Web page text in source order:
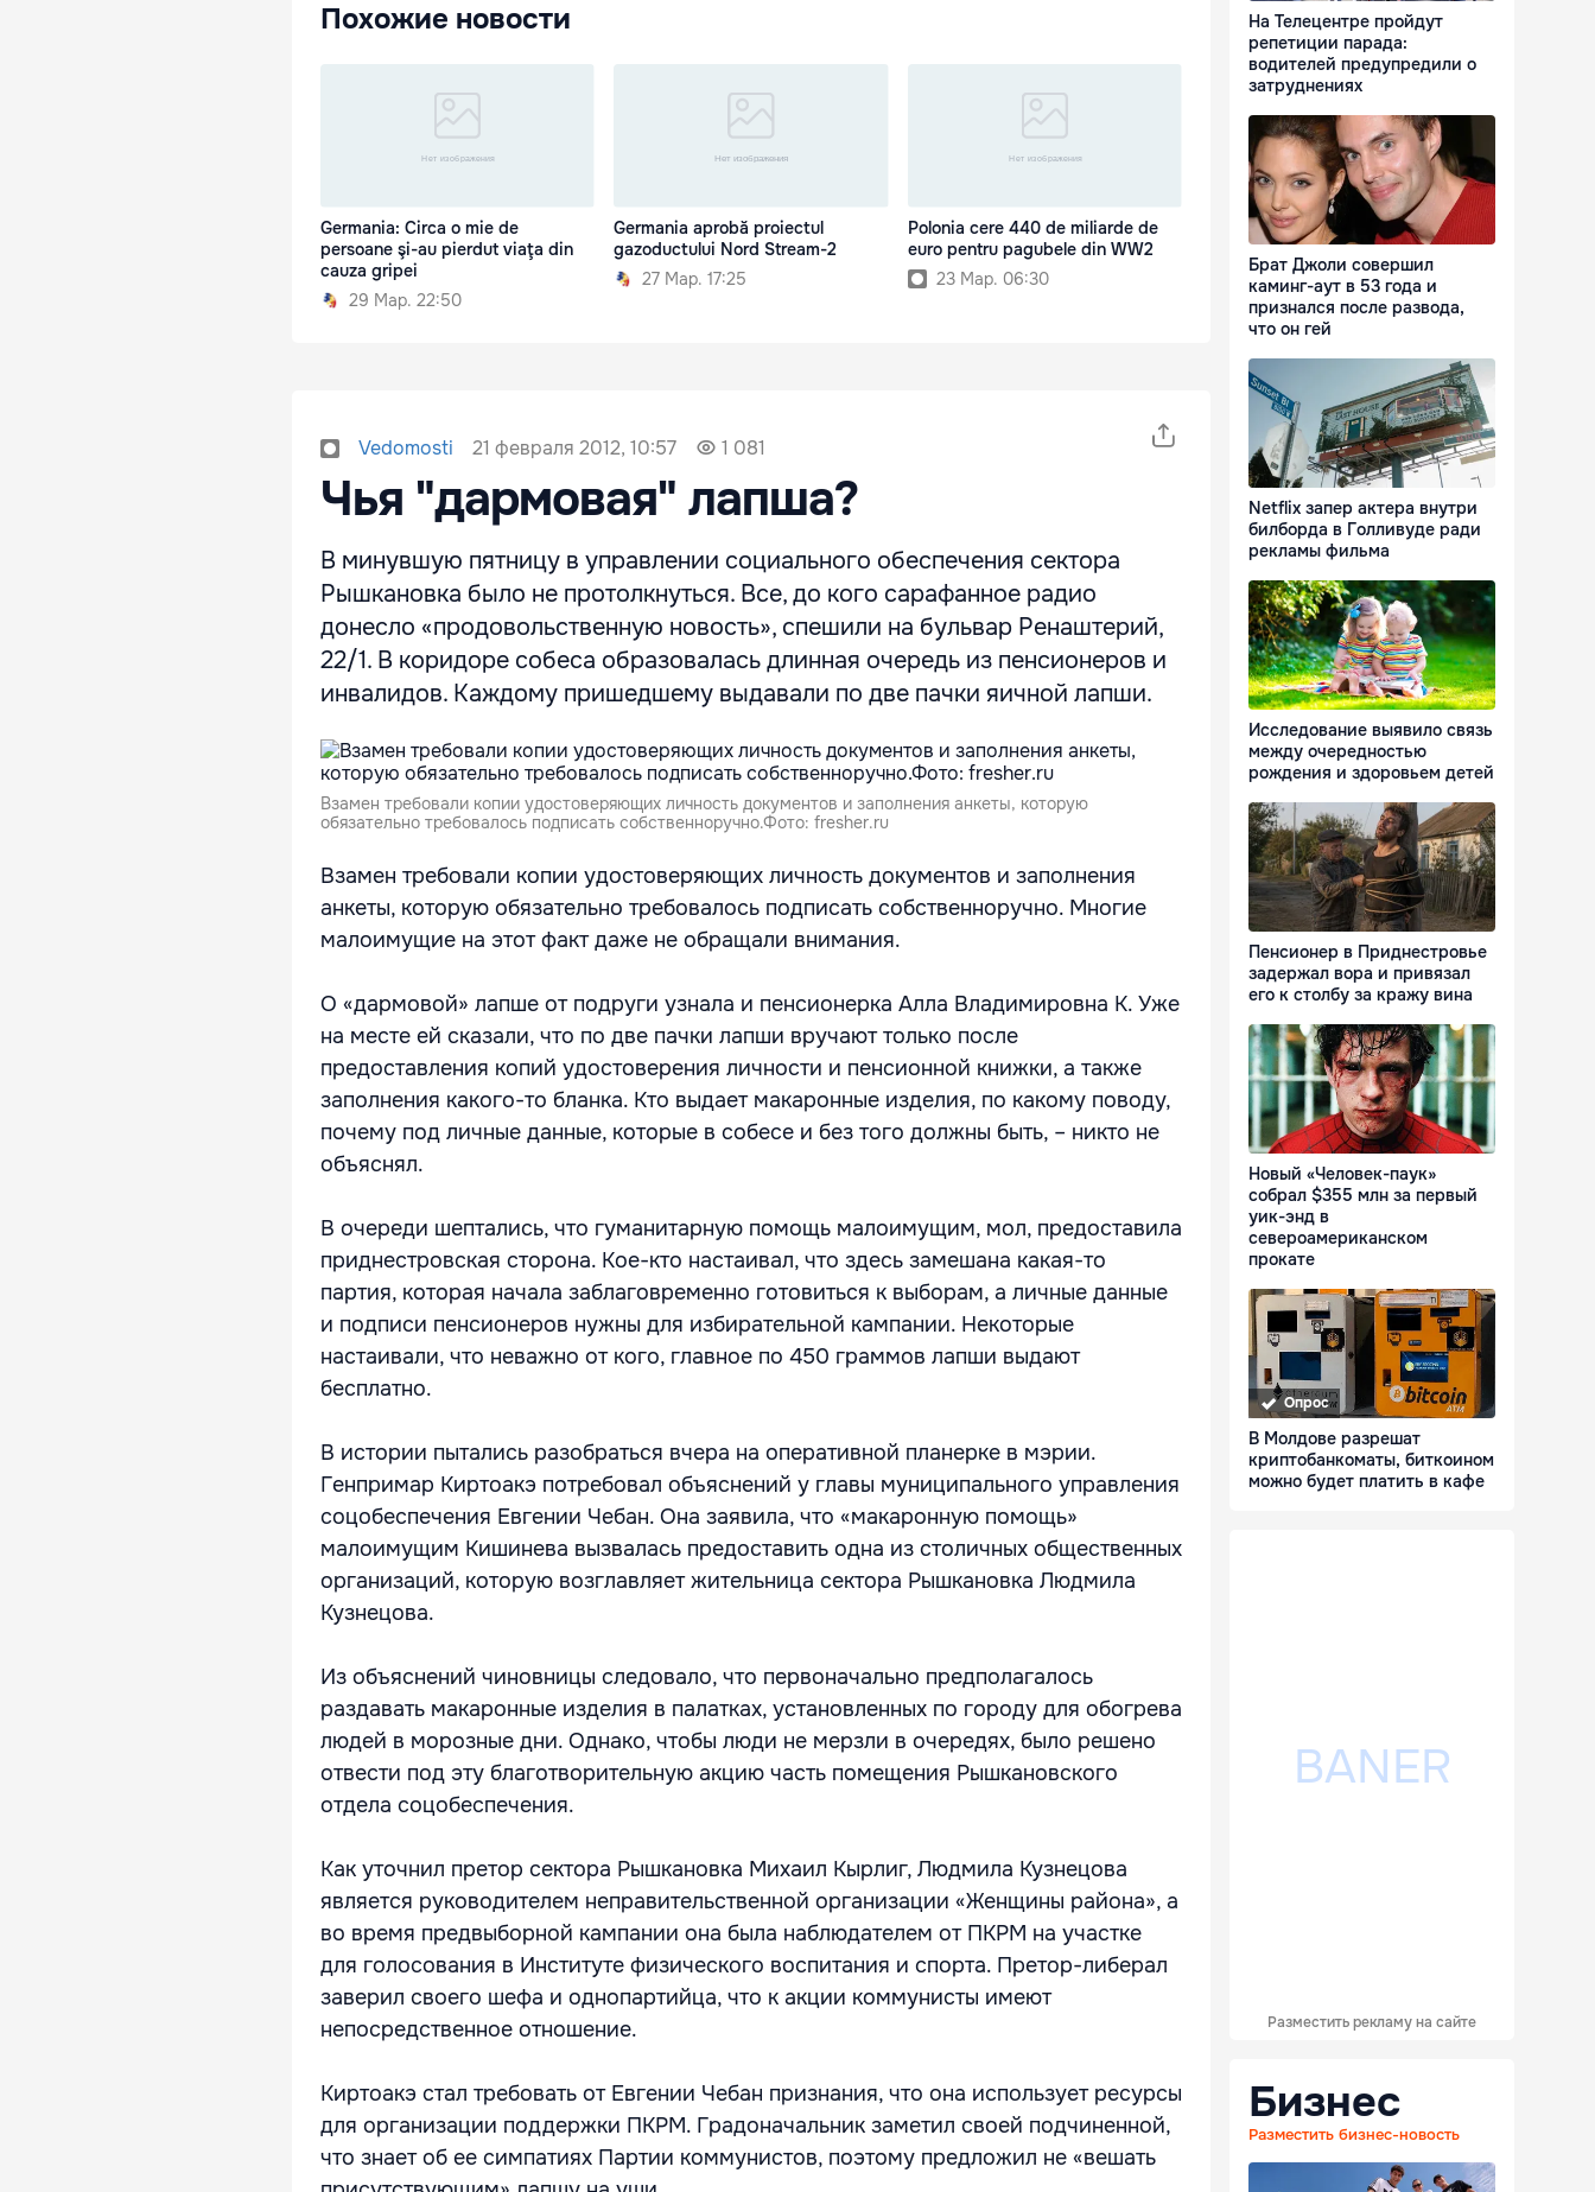
Похожие новости
Germania: Circa o mie de
persoane şi-au pierdut viaţa din
cauza gripei
29 Мар. 22:50
Germania aprobă proiectul
gazoductului Nord Stream-2
27 Мар. 17:25
Polonia cere 440 de miliarde de
euro pentru pagubele din WW2
23 Мар. 06:30
Vedomosti 21 февраля 2012, 10:57 1 081
Чья "дармовая" лапша?
В минувшую пятницу в управлении социального обеспечения сектора
Рышкановка было не протолкнуться. Все, до кого сарафанное радио
донесло «продовольственную новость», спешили на бульвар Ренаштерий,
22/1. В коридоре собеса образовалась длинная очередь из пенсионеров и
инвалидов. Каждому пришедшему выдавали по две пачки яичной лапши.
Взамен требовали копии удостоверяющих личность документов и заполнения анкеты, которую
обязательно требовалось подписать собственноручно.Фото: fresher.ru
Взамен требовали копии удостоверяющих личность документов и заполнения
анкеты, которую обязательно требовалось подписать собственноручно. Многие
малоимущие на этот факт даже не обращали внимания.
О «дармовой» лапше от подруги узнала и пенсионерка Алла Владимировна К. Уже
на месте ей сказали, что по две пачки лапши вручают только после
предоставления копий удостоверения личности и пенсионной книжки, а также
заполнения какого-то бланка. Кто выдает макаронные изделия, по какому поводу,
почему под личные данные, которые в собесе и без того должны быть, – никто не
объяснял.
В очереди шептались, что гуманитарную помощь малоимущим, мол, предоставила
приднестровская сторона. Кое-кто настаивал, что здесь замешана какая-то
партия, которая начала заблаговременно готовиться к выборам, а личные данные
и подписи пенсионеров нужны для избирательной кампании. Некоторые
настаивали, что неважно от кого, главное по 450 граммов лапши выдают
бесплатно.
В истории пытались разобраться вчера на оперативной планерке в мэрии.
Генпримар Киртоакэ потребовал объяснений у главы муниципального управления
соцобеспечения Евгении Чебан. Она заявила, что «макаронную помощь»
малоимущим Кишинева вызвалась предоставить одна из столичных общественных
организаций, которую возглавляет жительница сектора Рышкановка Людмила
Кузнецова.
Из объяснений чиновницы следовало, что первоначально предполагалось
раздавать макаронные изделия в палатках, установленных по городу для обогрева
людей в морозные дни. Однако, чтобы люди не мерзли в очередях, было решено
отвести под эту благотворительную акцию часть помещения Рышкановского
отдела соцобеспечения.
Как уточнил претор сектора Рышкановка Михаил Кырлиг, Людмила Кузнецова
является руководителем неправительственной организации «Женщины района», а
во время предвыборной кампании она была наблюдателем от ПКРМ на участке
для голосования в Институте физического воспитания и спорта. Претор-либерал
заверил своего шефа и однопартийца, что к акции коммунисты имеют
непосредственное отношение.
Киртоакэ стал требовать от Евгении Чебан признания, что она использует ресурсы
для организации поддержки ПКРМ. Градоначальник заметил своей подчиненной,
что знает об ее симпатиях Партии коммунистов, поэтому предложил не «вешать
На Телецентре пройдут
репетиции парада:
водителей предупредили о
затруднениях
Брат Джоли совершил
каминг-аут в 53 года и
признался после развода,
что он гей
Netflix запер актера внутри
билборда в Голливуде ради
рекламы фильма
Исследование выявило связь
между очередностью
рождения и здоровьем детей
Пенсионер в Приднестровье
задержал вора и привязал
его к столбу за кражу вина
Новый «Человек-паук»
собрал $355 млн за первый
уик-энд в
североамериканском
прокате
Опрос
В Молдове разрешат
криптобанкоматы, биткоином
можно будет платить в кафе
Разместить рекламу на сайте
Бизнес
Разместить бизнес-новость